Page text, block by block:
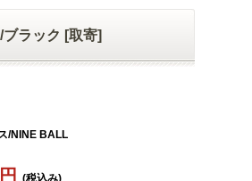
ラック [取寄]
/NINE BALL
(税込み)